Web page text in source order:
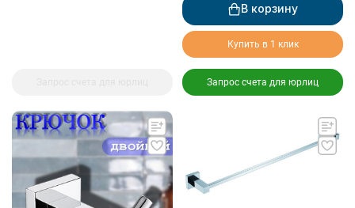
В корзину
Купить в 1 клик
Запрос счета для юрлиц